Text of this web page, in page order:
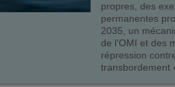
propres, des
permanentes
2035, un
de l'OMI et des
répression
transbordement